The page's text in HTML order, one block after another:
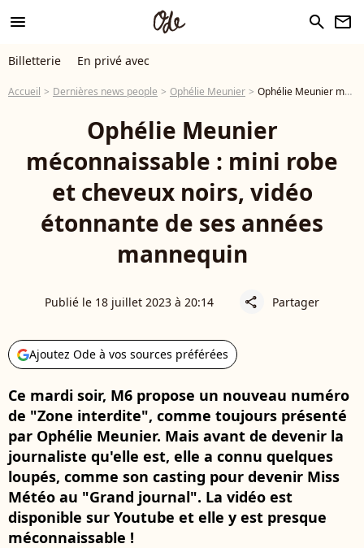
menu search newsletter
Billetterie En privé avec
Accueil Dernières news people Ophélie Meunier Ophélie Meunier méconnaissable : mini robe et cheveux noirs, vidéo étonnante de ses années mannequin
Ophélie Meunier
méconnaissable : mini robe
et cheveux noirs, vidéo
étonnante de ses années
mannequin
Publié le 18 juillet 2023 à 20:14 share Partager
Ajoutez Ode à vos sources préférées
Ce mardi soir, M6 propose un nouveau numéro
de "Zone interdite", comme toujours présenté
par Ophélie Meunier. Mais avant de devenir la
journaliste qu'elle est, elle a connu quelques
loupés, comme son casting pour devenir Miss
Météo au "Grand journal". La vidéo est
disponible sur Youtube et elle y est presque
méconnaissable !